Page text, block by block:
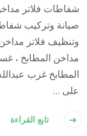
شفاطات فلاتر
صيانة وتركيب
وتنظيف فلاتر
مداخن المطابخ ،
المطابخ غرب
على …
تابع القراءة